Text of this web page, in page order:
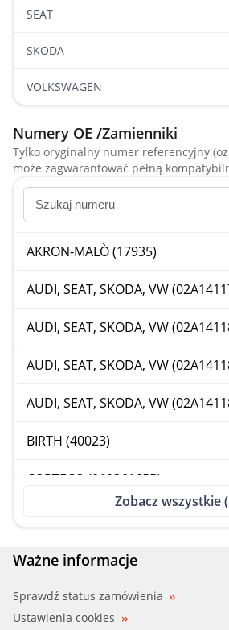
SEAT
SKODA
VOLKSWAGEN
Numery OE /Zamienniki
Tylko oryginalny numer referencyjny
może zagwarantować pełną
AKRON-MALÒ (17935)
AUDI, SEAT, SKODA, VW
AUDI, SEAT, SKODA, VW
AUDI, SEAT, SKODA, VW
AUDI, SEAT, SKODA, VW
BIRTH (40023)
CORTECO (01036165B)
FEBI (35487)
JPG (1130350100)
Zobacz wszystkie
Ważne informacje
Sprawdź status zamówienia
Ustawienia cookies